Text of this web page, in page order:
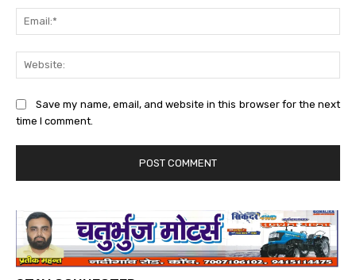
Save my name, email, and website in this browser for the next
time I comment.